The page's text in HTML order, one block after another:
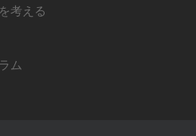
考える
ム